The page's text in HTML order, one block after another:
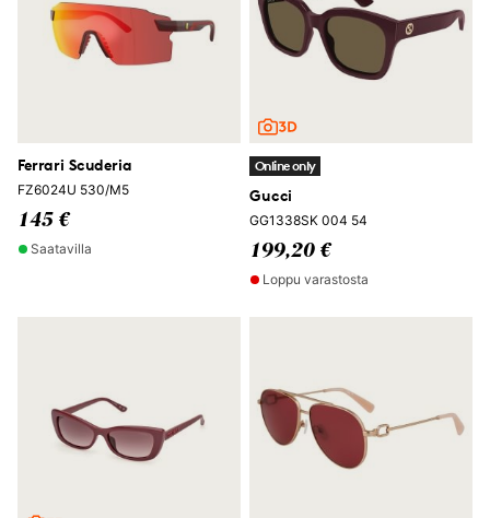
Ferrari Scuderia
FZ6024U 530/M5
145 €
Saatavilla
Online only
Gucci
GG1338SK 004 54
199,20 €
Loppu varastosta